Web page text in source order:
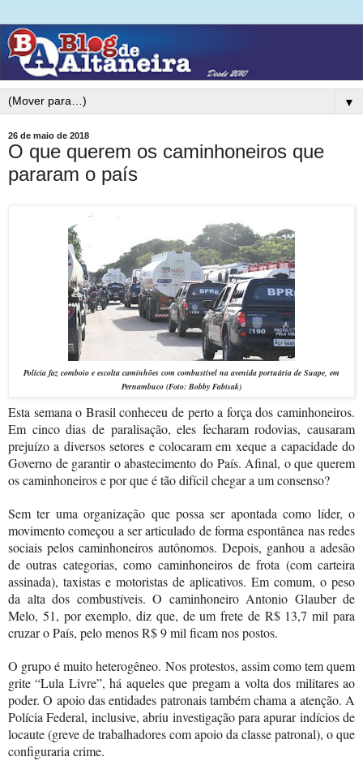
▼
26 de maio de 2018
O que querem os caminhoneiros que
pararam o país
Polícia faz comboio e escolta caminhões com combustível na avenida portuária de Suape, em
Pernambuco (Foto: Bobby Fabisak)
Esta semana o Brasil conheceu de perto a força dos caminhoneiros.
Em cinco dias de paralisação, eles fecharam rodovias, causaram
prejuízo a diversos setores e colocaram em xeque a capacidade do
Governo de garantir o abastecimento do País. Afinal, o que querem
os caminhoneiros e por que é tão difícil chegar a um consenso?
Sem ter uma organização que possa ser apontada como líder, o
movimento começou a ser articulado de forma espontânea nas redes
sociais pelos caminhoneiros autônomos. Depois, ganhou a adesão
de outras categorias, como caminhoneiros de frota (com carteira
assinada), taxistas e motoristas de aplicativos. Em comum, o peso
da alta dos combustíveis. O caminhoneiro Antonio Glauber de
Melo, 51, por exemplo, diz que, de um frete de R$ 13,7 mil para
cruzar o País, pelo menos R$ 9 mil ficam nos postos.
O grupo é muito heterogêneo. Nos protestos, assim como tem quem
grite “Lula Livre”, há aqueles que pregam a volta dos militares ao
poder. O apoio das entidades patronais também chama a atenção. A
Polícia Federal, inclusive, abriu investigação para apurar indícios de
locaute (greve de trabalhadores com apoio da classe patronal), o que
configuraria crime.